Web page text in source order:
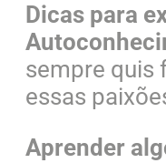
Dicas para
sempre quis
essas
Aprender